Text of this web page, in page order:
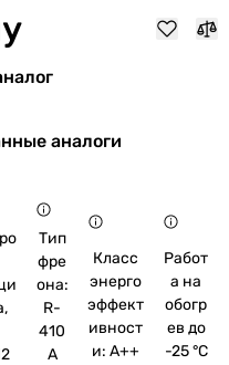
аналоги
Тип
фре
она:
R-
410
A
Класс
энерго
эффект
ивност
и: A++
Работ
а на
обогр
ев до
-25 °C